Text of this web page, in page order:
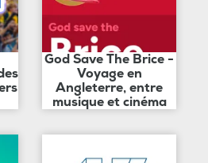
God Save The Brice -
Voyage en
Angleterre, entre
musique et cinéma